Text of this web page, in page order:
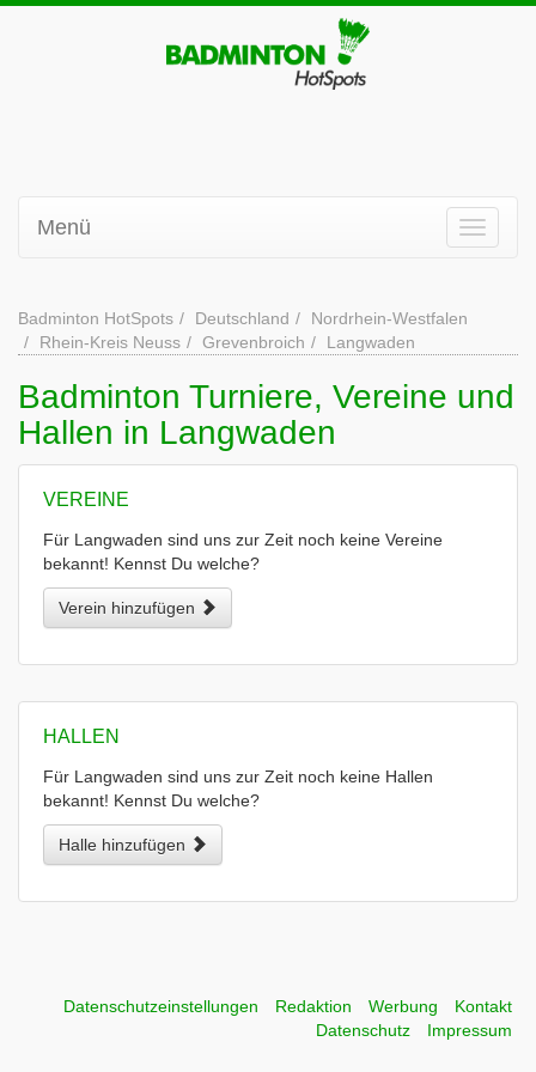
Menü
Badminton HotSpots Deutschland
Nordrhein-Westfalen
Rhein-Kreis Neuss
Grevenbroich Langwaden
Badminton Turniere, Vereine und
Hallen in Langwaden
VEREINE
Für Langwaden sind uns zur Zeit noch keine Vereine
bekannt! Kennst Du welche?
Verein hinzufügen
HALLEN
Für Langwaden sind uns zur Zeit noch keine Hallen
bekannt! Kennst Du welche?
Halle hinzufügen
Datenschutzeinstellungen Redaktion Werbung
Kontakt
Datenschutz
Impressum